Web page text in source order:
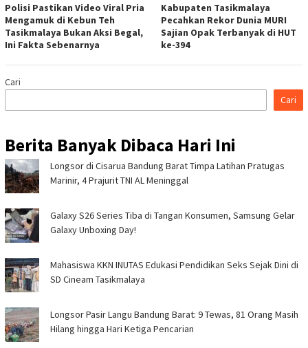
Polisi Pastikan Video Viral Pria
Mengamuk di Kebun Teh
Tasikmalaya Bukan Aksi Begal,
Ini Fakta Sebenarnya
Kabupaten Tasikmalaya
Pecahkan Rekor Dunia MURI
Sajian Opak Terbanyak di HUT
ke-394
Cari
Cari
Berita Banyak Dibaca Hari Ini
Longsor di Cisarua Bandung Barat Timpa Latihan Pra­tugas
Marinir, 4 Prajurit TNI AL Meninggal
Galaxy S26 Series Tiba di Tangan Konsumen, Samsung Gelar
Galaxy Unboxing Day!
Mahasiswa KKN INUTAS Edukasi Pendidikan Seks Sejak Dini di
SD Cineam Tasikmalaya
Longsor Pasir Langu Bandung Barat: 9 Tewas, 81 Orang Masih
Hilang hingga Hari Ketiga Pencarian